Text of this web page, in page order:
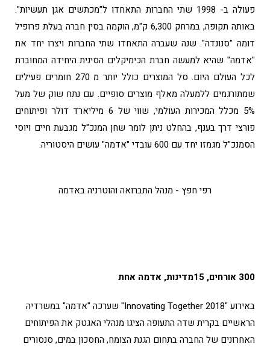
פעולה ב- 1998 שתי החברות התאחדו ל"מכתשים אגן תעשיות".
באותה תקופה, במרחק 6,300 ק"מ, הוקמה בסין חברה בעלת פרופיל
דומה "סנונדה". שנה שעברה התאחדו שתי החברות ויצרו יחד את
"אדמה" שהיא למעשה חברת הכימיקלים הסינית היחידה המחוברת
לכל העולם היום. סל המוצרים כולל יותר מ 270 חומרים פעילים
שמתורגמים ללמעלה מאלף מוצרים סופיים. עם נתח שוק של מעל
5% מכלל המכירות העולמי, שווי של 6 מיליארד דולר ופיתוחים
פורצי דרך בענף, בהחלט ניתן לומר שחן המנכ"ל מגבעת חיים ויוסי
הסמנכ"ל מגמזו יחד עם 600 עובדי "אדמה" עושים היסטוריה.
רפי חפץ - מנהל התברואה והוטרניה באדמה
300 אורחים, 15מדינות, אדמה אחת
באירוע "Innovating Together 2018" שערכה "אדמה" במשרדיה
הראשיים בקרית שדה התעופה הציגו מנהלי האגטק את הפיתוחים
האחרונים של החברה בתחום הגנת הצומח, החסכון במים, סנסורים